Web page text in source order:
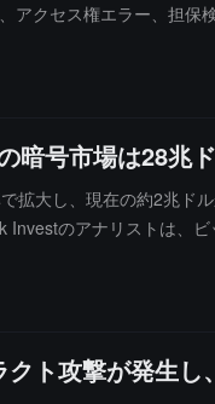
クセス権エラー、担
上させる予定です。
暗号市場は28兆
大し、現在の約2兆ド
のアナリストは、
ト攻撃が発生し